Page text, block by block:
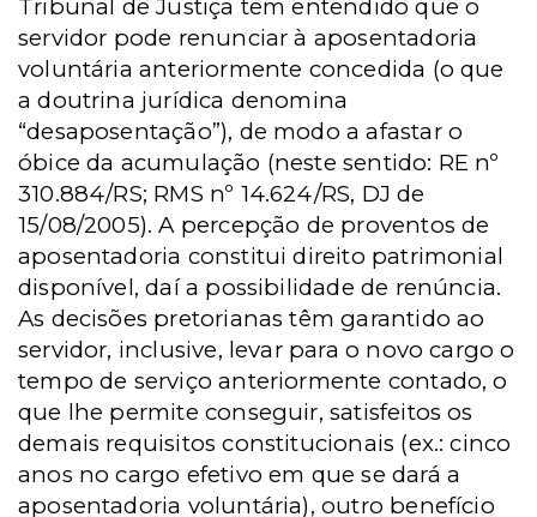
Tribunal de Justiça tem entendido que o
servidor pode renunciar à aposentadoria
voluntária anteriormente concedida (o que
a doutrina jurídica denomina
“desaposentação”), de modo a afastar o
óbice da acumulação (neste sentido: RE nº
310.884/RS; RMS nº 14.624/RS, DJ de
15/08/2005). A percepção de proventos de
aposentadoria constitui direito patrimonial
disponível, daí a possibilidade de renúncia.
As decisões pretorianas têm garantido ao
servidor, inclusive, levar para o novo cargo o
tempo de serviço anteriormente contado, o
que lhe permite conseguir, satisfeitos os
demais requisitos constitucionais (ex.: cinco
anos no cargo efetivo em que se dará a
aposentadoria voluntária), outro benefício